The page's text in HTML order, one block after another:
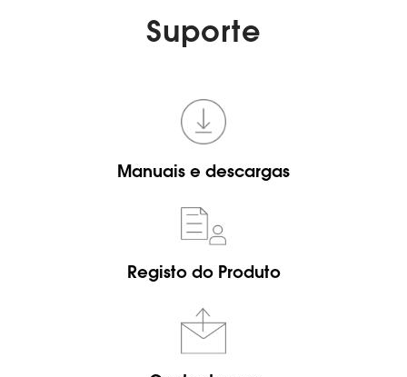
Suporte
Manuais e descargas
Registo do Produto